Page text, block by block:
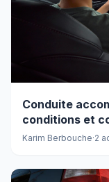
Conduite
conditions et
Karim Berbouche·2